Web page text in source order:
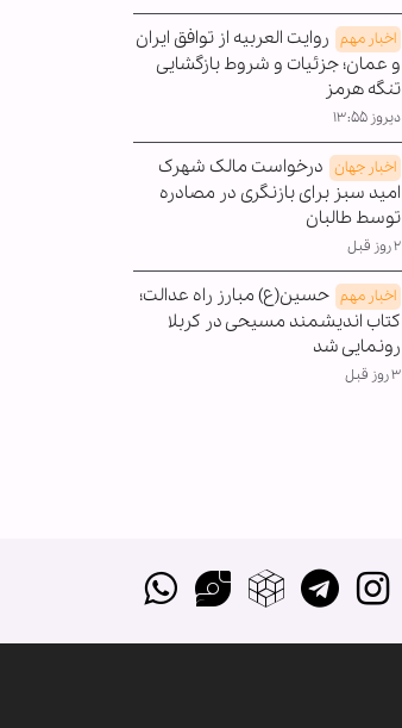
اخبار مهم روایت العربیه از توافق ایران
و عمان؛ جزئیات و شروط بازگشایی
تنگه هرمز
دیروز ۱۳:۵۵
اخبار جهان درخواست مالک شهرک
امید سبز برای بازنگری در مصادره
توسط طالبان
۲ روز قبل
اخبار مهم حسین(ع) مبارز راه عدالت؛
کتاب اندیشمند مسیحی در کربلا
رونمایی شد
۳ روز قبل